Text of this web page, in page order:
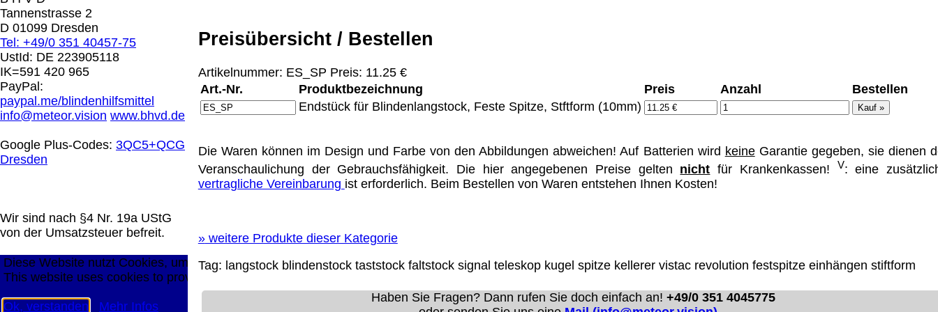
Tannenstrasse 2
D 01099 Dresden
Tel: +49/0 351 40457-75
UstId: DE 223905118
IK=591 420 965
PayPal:
paypal.me/blindenhilfsmittel
info@meteor.vision www.bhvd.de
Google Plus-Codes: 3QC5+QCG
Dresden
Wir sind nach §4 Nr. 19a UStG
von der Umsatzsteuer befreit.
Preisübersicht / Bestellen
Artikelnummer: ES_SP Preis: 11.25 €
Art.-Nr.
Produktbezeichnung Preis Anzahl
Bestellen
Endstück für Blindenlangstock, Feste Spitze, Stftform (10mm)
Die Waren können im Design und Farbe von den Abbildungen abweichen! Auf Batterien wird keineGarantie gegeben, sie dienen
Veranschaulichung der Gebrauchsfähigkeit. Die hier angegebenen Preise gelten nicht für Krankenkassen! V: eine
vertragliche Vereinbarung ist erforderlich. Beim Bestellen von Waren entstehen Ihnen Kosten!
»weitere Produkte dieser Kategorie
Tag: langstockblindenstocktaststockfaltstocksignal teleskopkugel spitzekellerervistacrevolution festspitze einhängen stiftform
Haben Sie Fragen? Dann rufen Sie doch einfach an! +49/0 351 4045775
Die in diesem Dokument genannten Warenzeichen sind Eigentum der jeweiligen Firmen. Preisänderungen, Irrtümer und
technische Änderungen vorbehalten.
letzte Änderung: 10. März 2026 Blinden Hilfsmittel Vertrieb Dresden,
Mit einem Urteil vom 12.05.1998 - 312 O 85/98 - Haftung für Links hat das Landgericht Hamburg entschieden, dass man durch
die Anbringung eines Links, die Inhalte der gelinkten Seite ggf. mit zu verantworten hat. Dieses kann nur dadurch verhindert
werden, dass man sich ausdrücklich von diesen Inhalten distanziert. Hiermit distanzieren wir uns ausdrücklich von allen Inhalten,
aller gelinkten Seiten auf unserer Homepage und machen uns diese Inhalte nicht zu eigen. Diese Erklärung gilt für alle auf
unserer Homepage angebrachten Links.
Die Europäische Kommission stellt eine Plattform zur Online-Streitbeilegung (OS) bereit. Die Plattform finden Sie unter
Seitenanfang
Impressum AGB
große Anzeige Schließen X
Diese Website nutzt Cookies, um bestmögliche Funktionalität bieten zu können.
This website uses cookies to provide the best possible functionality.
Ok, verstanden Mehr Infos